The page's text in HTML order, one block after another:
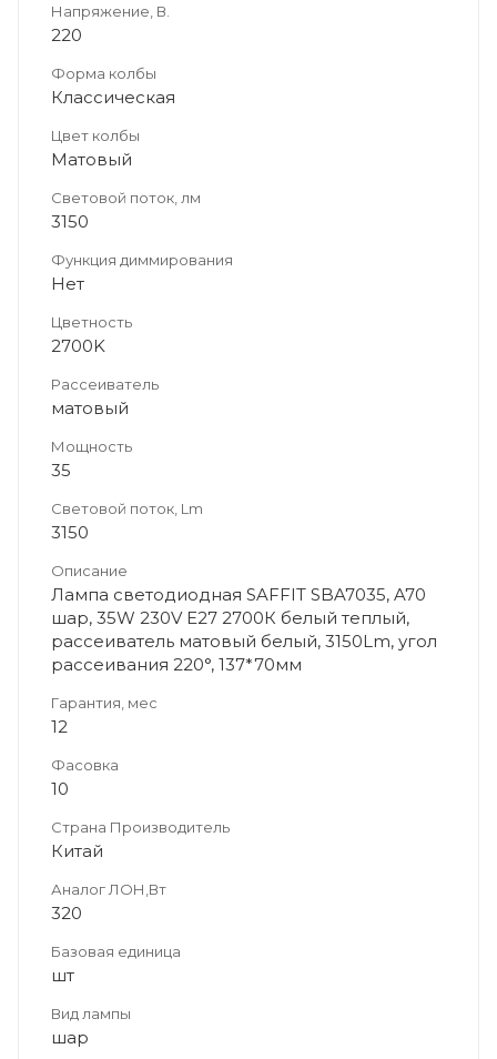
Напряжение, В.
220
Форма колбы
Классическая
Цвет колбы
Матовый
Световой поток, лм
3150
Функция диммирования
Нет
Цветность
2700K
Рассеиватель
матовый
Мощность
35
Световой поток, Lm
3150
Описание
Лампа светодиодная SAFFIT SBA7035, A70
шар, 35W 230V E27 2700К белый теплый,
рассеиватель матовый белый, 3150Lm, угол
рассеивания 220°, 137*70мм
Гарантия, мес
12
Фасовка
10
Страна Производитель
Китай
Аналог ЛОН,Вт
320
Базовая единица
шт
Вид лампы
шар